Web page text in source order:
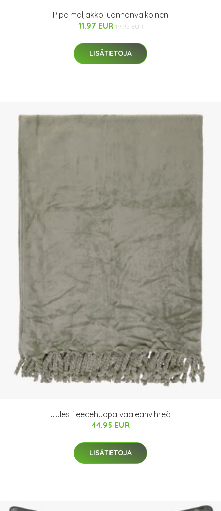
Pipe maljakko luonnonvalkoinen
11.97 EUR 19.95 EUR
LISÄTIETOJA
Jules fleecehuopa vaaleanvihreä
44.95 EUR
LISÄTIETOJA